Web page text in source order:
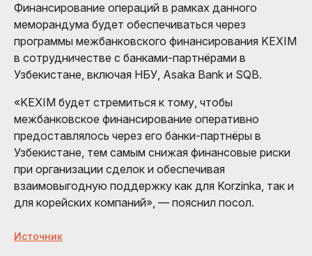
Финансирование операций в рамках данного
меморандума будет обеспечиваться через
программы межбанковского финансирования KEXIM
в сотрудничестве с банками-партнёрами в
Узбекистане, включая НБУ, Asaka Bank и SQB.
«KEXIM будет стремиться к тому, чтобы
межбанковское финансирование оперативно
предоставлялось через его банки-партнёры в
Узбекистане, тем самым снижая финансовые риски
при организации сделок и обеспечивая
взаимовыгодную поддержку как для Korzinka, так и
для корейских компаний», — пояснил посол.
Источник